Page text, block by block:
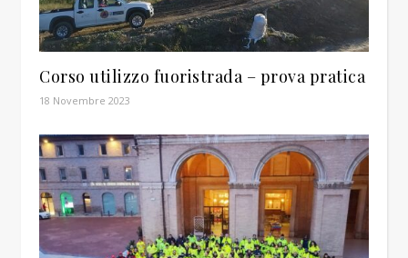
Corso utilizzo fuoristrada – prova pratica
18 Novembre 2023